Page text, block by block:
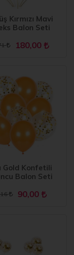
Kırmızı Mavi
Balon Seti
180,00
Gold Konfetili
Balon Seti
90,00